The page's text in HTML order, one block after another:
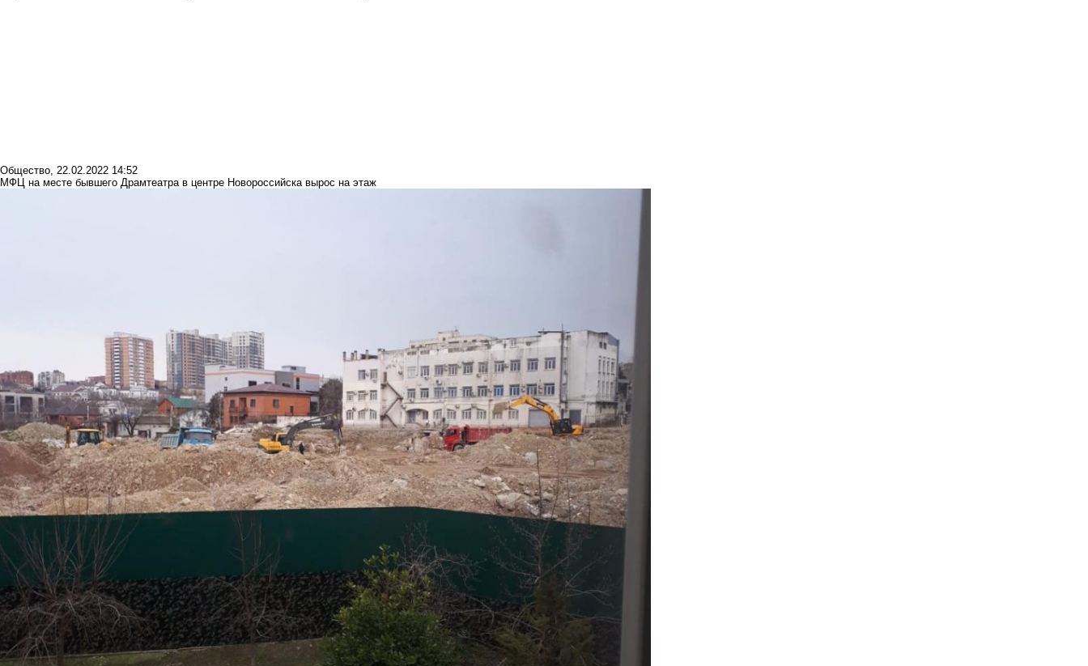
Общество, 22.02.2022 14:52
МФЦ на месте бывшего Драмтеатра в центре Новороссийска вырос на этаж